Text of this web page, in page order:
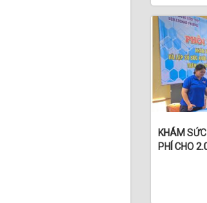
KHÁM
PHÍ CHO